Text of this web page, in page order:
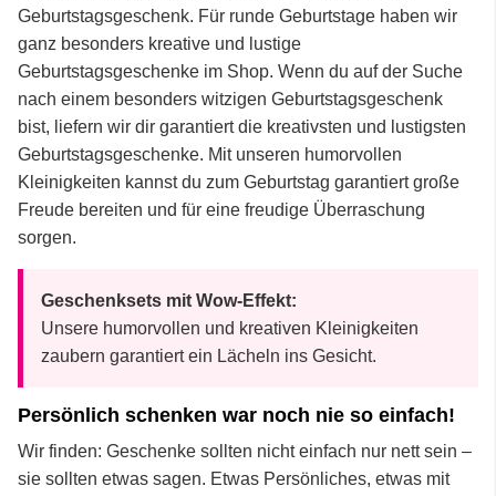
Geburtstagsgeschenk. Für runde Geburtstage haben wir
ganz besonders kreative und lustige
Geburtstagsgeschenke im Shop. Wenn du auf der Suche
nach einem besonders witzigen Geburtstagsgeschenk
bist, liefern wir dir garantiert die kreativsten und lustigsten
Geburtstagsgeschenke. Mit unseren humorvollen
Kleinigkeiten kannst du zum Geburtstag garantiert große
Freude bereiten und für eine freudige Überraschung
sorgen.
Geschenksets mit Wow-Effekt:
Unsere humorvollen und kreativen Kleinigkeiten
zaubern garantiert ein Lächeln ins Gesicht.
Persönlich schenken war noch nie so einfach!
Wir finden: Geschenke sollten nicht einfach nur nett sein –
sie sollten etwas sagen. Etwas Persönliches, etwas mit